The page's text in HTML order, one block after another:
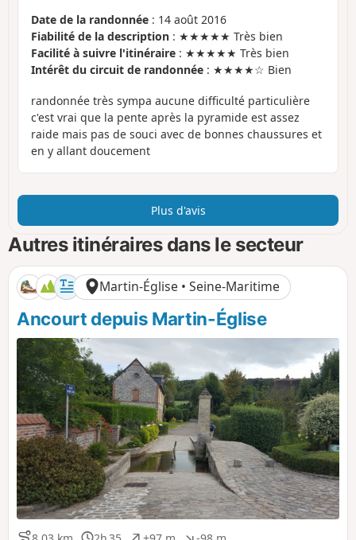
Date de la randonnée : 14 août 2016
Fiabilité de la description : ★★★★★ Très bien
Facilité à suivre l'itinéraire : ★★★★★ Très bien
Intérêt du circuit de randonnée : ★★★★☆ Bien
randonnée très sympa aucune difficulté particulière
c'est vrai que la pente après la pyramide est assez
raide mais pas de souci avec de bonnes chaussures et
en y allant doucement
Plus d'avis
Autres itinéraires dans le secteur
Martin-Église • Seine-Maritime
Ancourt depuis Martin-Église